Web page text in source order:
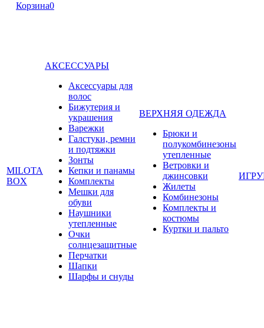
Корзина0
MILOTA
BOX
АКСЕССУАРЫ
Аксессуары для
волос
Бижутерия и
украшения
Варежки
Галстуки, ремни
и подтяжки
Зонты
Кепки и панамы
Комплекты
Мешки для
обуви
Наушники
утепленные
Очки
солнцезащитные
Перчатки
Шапки
Шарфы и снуды
ВЕРХНЯЯ ОДЕЖДА
Брюки и
полукомбинезоны
утепленные
Ветровки и
джинсовки
Жилеты
Комбинезоны
Комплекты и
костюмы
Куртки и пальто